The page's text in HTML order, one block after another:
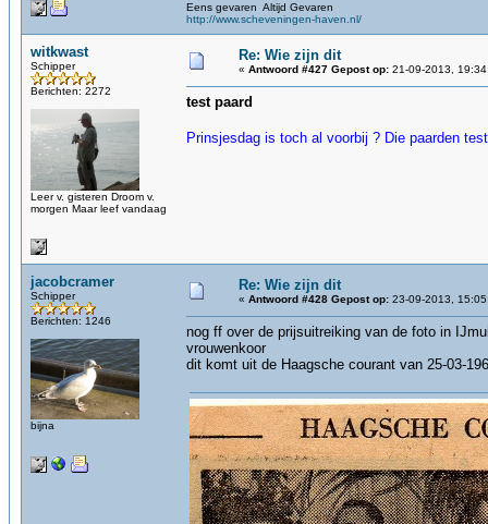
Eens gevaren Altijd Gevaren
http://www.scheveningen-haven.nl/
witkwast
Schipper
Berichten: 2272
Leer v. gisteren Droom v.
morgen Maar leef vandaag
Re: Wie zijn dit
« Antwoord #427 Gepost op: 21-09-2013,
test paard
Prinsjesdag is toch al voorbij ? Die paarden
jacobcramer
Schipper
Berichten: 1246
bijna
Re: Wie zijn dit
« Antwoord #428 Gepost op: 23-09-2013,
nog ff over de prijsuitreiking van de foto in
vrouwenkoor
dit komt uit de Haagsche courant van 25-03-